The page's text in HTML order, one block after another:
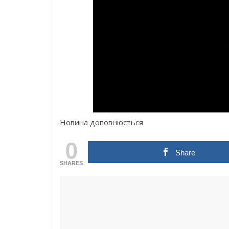
Новина доповнюється
0
SHARES
Share